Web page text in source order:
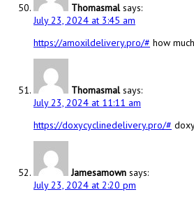
Thomasmal says:
July 23, 2024 at 3:45 am
https://amoxildelivery.pro/# how
Thomasmal says:
July 23, 2024 at 11:11 am
https://doxycyclinedelivery.pro/#
Jamesamown says:
July 23, 2024 at 2:20 pm